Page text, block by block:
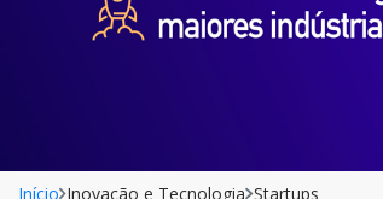
Início Inovação e Tecnologia Startups